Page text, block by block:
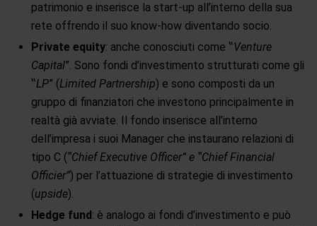
patrimonio e inserisce la start-up all’interno della sua
rete offrendo il suo know-how diventando socio.
Private equity: anche conosciuti come ‟Venture
Capital”. Sono fondi d’investimento strutturati come gli
‟LP” (Limited Partnership) e sono composti da un
gruppo di finanziatori che investono principalmente in
realtà già avviate. Il fondo inserisce all’interno
dell’impresa i suoi Manager che instaurano relazioni di
tipo C (‟Chief Executive Officer” e ‟Chief Financial
Officier”) per l’attuazione di strategie di investimento
(upside).
Hedge fund: è analogo ai fondi d’investimento e può